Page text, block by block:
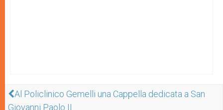
Al Policlinico Gemelli una Cappella dedicata a San
Giovanni Paolo II